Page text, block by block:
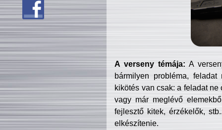
A verseny témája: A
bármilyen probléma, feladat
kikötés van csak: a feladat
vagy már meglévő
fejlesztő kitek, érzékelők,
elkészítenie.